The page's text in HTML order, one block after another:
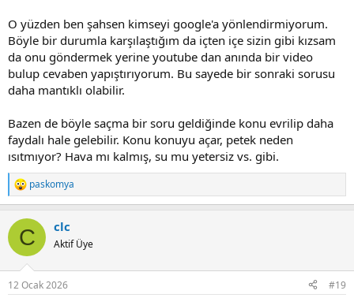
O yüzden ben şahsen kimseyi google'a yönlendirmiyorum.
Böyle bir durumla karşılaştığım da içten içe sizin gibi kızsam
da onu göndermek yerine youtube dan anında bir video
bulup cevaben yapıştırıyorum. Bu sayede bir sonraki sorusu
daha mantıklı olabilir.
Bazen de böyle saçma bir soru geldiğinde konu evrilip daha
faydalı hale gelebilir. Konu konuyu açar, petek neden
ısıtmıyor? Hava mı kalmış, su mu yetersiz vs. gibi.
R
e
c
i
s
paskomya
C clc
Aktif Üye
12 Ocak 2026 #19